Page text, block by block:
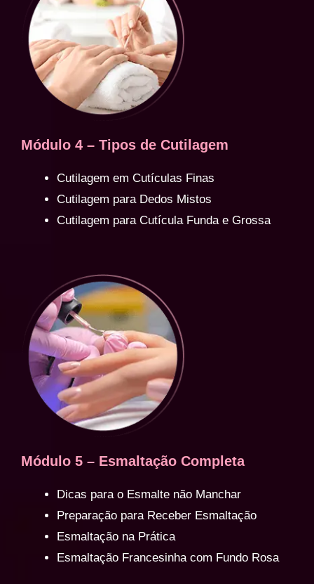
Módulo 4 – Tipos de Cutilagem
Cutilagem em Cutículas Finas
Cutilagem para Dedos Mistos
Cutilagem para Cutícula Funda e Grossa
Módulo 5 – Esmaltação Completa
Dicas para o Esmalte não Manchar
Preparação para Receber Esmaltação
Esmaltação na Prática
Esmaltação Francesinha com Fundo Rosa